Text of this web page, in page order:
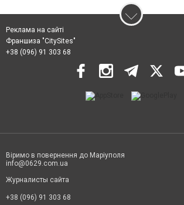
Реклама на сайті
Франшиза "CitySites"
+38 (096) 91 303 68
Віримо в повернення до Маріуполя
info@0629.com.ua
Журналисты сайта
+38 (096) 91 303 68